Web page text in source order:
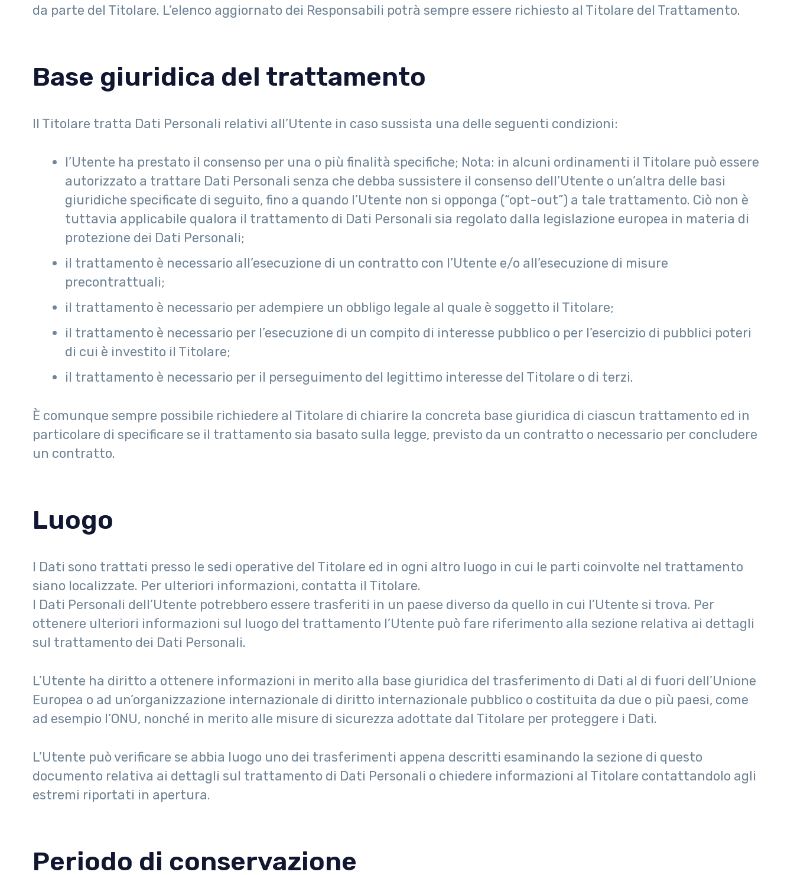
da parte del Titolare. L’elenco aggiornato dei Responsabili potrà sempre essere richiesto al Titolare del Trattamento.
Base giuridica del trattamento
Il Titolare tratta Dati Personali relativi all’Utente in caso sussista una delle seguenti condizioni:
l’Utente ha prestato il consenso per una o più finalità specifiche; Nota: in alcuni ordinamenti il Titolare può essere
autorizzato a trattare Dati Personali senza che debba sussistere il consenso dell’Utente o un’altra delle basi
giuridiche specificate di seguito, fino a quando l’Utente non si opponga (“opt-out”) a tale trattamento. Ciò non è
tuttavia applicabile qualora il trattamento di Dati Personali sia regolato dalla legislazione europea in materia di
protezione dei Dati Personali;
il trattamento è necessario all’esecuzione di un contratto con l’Utente e/o all’esecuzione di misure
precontrattuali;
il trattamento è necessario per adempiere un obbligo legale al quale è soggetto il Titolare;
il trattamento è necessario per l’esecuzione di un compito di interesse pubblico o per l’esercizio di pubblici poteri
di cui è investito il Titolare;
il trattamento è necessario per il perseguimento del legittimo interesse del Titolare o di terzi.
È comunque sempre possibile richiedere al Titolare di chiarire la concreta base giuridica di ciascun trattamento ed in
particolare di specificare se il trattamento sia basato sulla legge, previsto da un contratto o necessario per concludere
un contratto.
Luogo
I Dati sono trattati presso le sedi operative del Titolare ed in ogni altro luogo in cui le parti coinvolte nel trattamento
siano localizzate. Per ulteriori informazioni, contatta il Titolare.
I Dati Personali dell’Utente potrebbero essere trasferiti in un paese diverso da quello in cui l’Utente si trova. Per
ottenere ulteriori informazioni sul luogo del trattamento l’Utente può fare riferimento alla sezione relativa ai dettagli
sul trattamento dei Dati Personali.
L’Utente ha diritto a ottenere informazioni in merito alla base giuridica del trasferimento di Dati al di fuori dell’Unione
Europea o ad un’organizzazione internazionale di diritto internazionale pubblico o costituita da due o più paesi, come
ad esempio l’ONU, nonché in merito alle misure di sicurezza adottate dal Titolare per proteggere i Dati.
L’Utente può verificare se abbia luogo uno dei trasferimenti appena descritti esaminando la sezione di questo
documento relativa ai dettagli sul trattamento di Dati Personali o chiedere informazioni al Titolare contattandolo agli
estremi riportati in apertura.
Periodo di conservazione